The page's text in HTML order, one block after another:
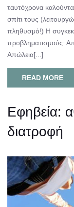
ταυτόχρονα
σπίτι τους
πληθυσμό!) Η
προβληματισμούς:
Απώλεια[...]
READ MORE
Εφηβεία:
διατροφή